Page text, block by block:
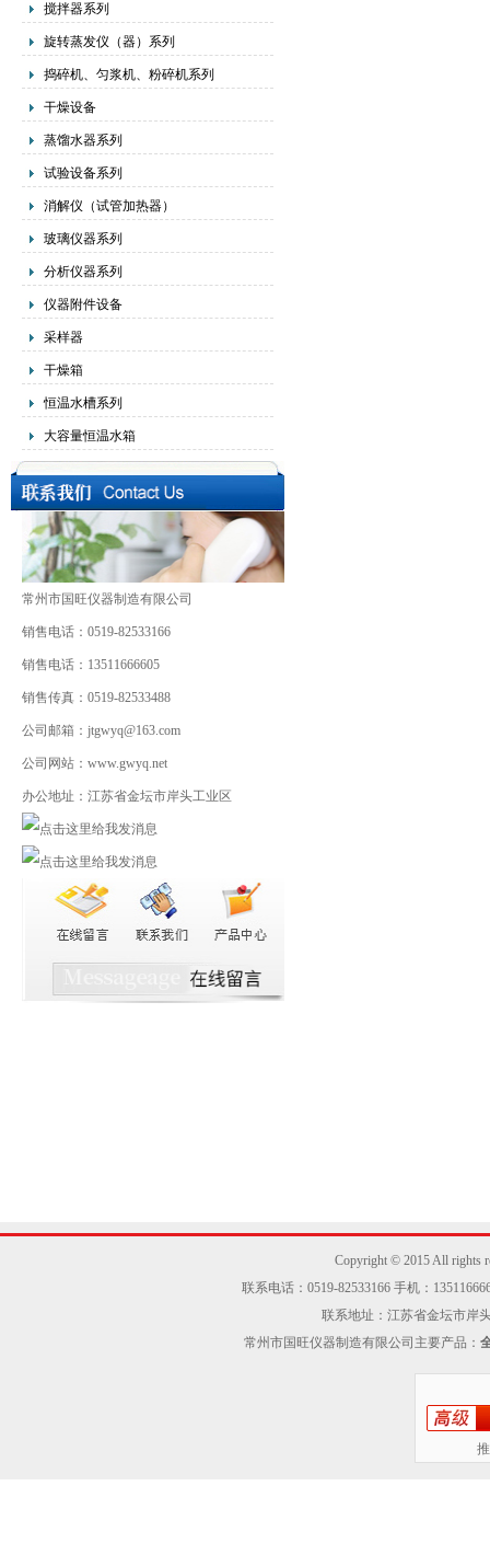
搅拌器系列
旋转蒸发仪（器）系列
捣碎机、匀浆机、粉碎机系列
干燥设备
蒸馏水器系列
试验设备系列
消解仪（试管加热器）
玻璃仪器系列
分析仪器系列
仪器附件设备
采样器
干燥箱
恒温水槽系列
大容量恒温水箱
常州市国旺仪器制造有限公司
销售电话：0519-82533166
销售电话：13511666605
销售传真：0519-82533488
公司邮箱：jtgwyq@163.com
公司网站：www.gwyq.net
办公地址：江苏省金坛市岸头工业区
Copyright © 2015 All rights
联系电话：0519-82533166 手机：
联系地址：江苏省金坛市岸
常州市国旺仪器制造有限公司主要产品：